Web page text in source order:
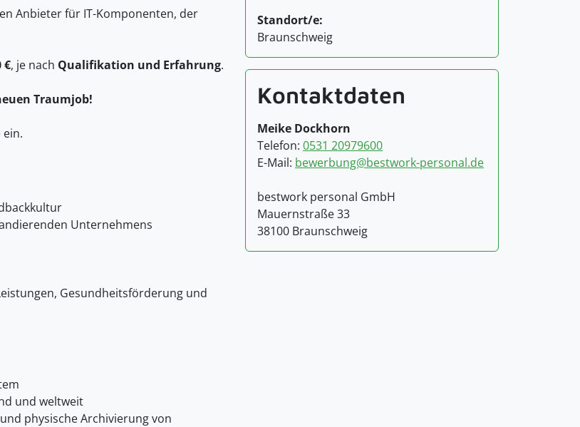
Anbieter für IT-Komponenten, der
€, je nach Qualifikation und Erfahrung.
Traumjob!
Unternehmens
Gesundheitsförderung und
und weltweit
physische Archivierung von
Standort/e:
Braunschweig
Kontaktdaten
Meike Dockhorn
Telefon: 0531 20979600
E-Mail: bewerbung@bestwork-personal.de
bestwork personal GmbH
Mauernstraße 33
38100 Braunschweig